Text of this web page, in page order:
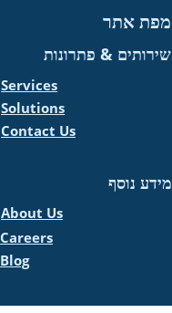
מפת אתר
שירותים & פתרונות
Services
Solutions
Contact Us
מידע נוסף
About Us
Careers
Blog